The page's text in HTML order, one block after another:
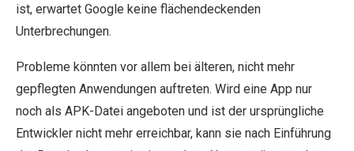
ist, erwartet Google keine flächendeckenden
Unterbrechungen.
Probleme könnten vor allem bei älteren, nicht mehr
gepflegten Anwendungen auftreten. Wird eine App nur
noch als APK-Datei angeboten und ist der ursprüngliche
Entwickler nicht mehr erreichbar, kann sie nach Einführung